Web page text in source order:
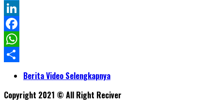
Twitter
LinkedIn
Facebook
WhatsApp
ShareBerita Video Selengkapnya
Copyright 2021 © All Right Reciver